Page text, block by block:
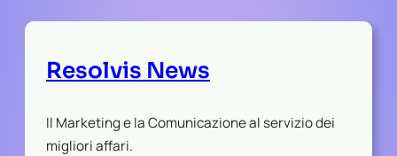
Resolvis News
Il Marketing e la Comunicazione al servizio dei
migliori affari.